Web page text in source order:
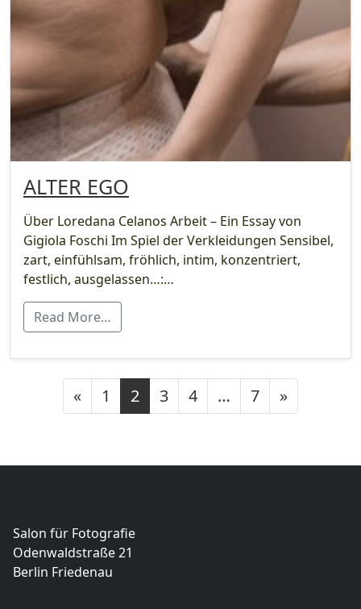
ALTER EGO
Über Loredana Celanos Arbeit – Ein Essay von
Gigiola Foschi Im Spiel der Verkleidungen Sensibel,
zart, einfühlsam, fröhlich, intim, konzentriert,
festlich, ausgelassen…:…
Read More…
Posts navigation
« 1 2 3 4 … 7 »
Salon für Fotografie
Odenwaldstraße 21
Berlin Friedenau